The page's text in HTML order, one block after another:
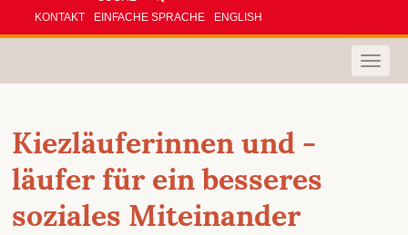
KONTAKT EINFACHE SPRACHE ENGLISH
Toggle
Kiezläuferinnen und -
läufer für ein besseres
soziales Miteinander